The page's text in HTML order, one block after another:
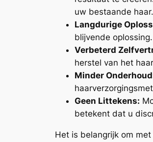
uw bestaande haar.
Langdurige
blijvende
Verbeterd
herstel van het
Minder
Geen Littekens:
betekent dat u
Het is belangrijk om